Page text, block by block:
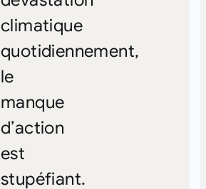
climatique
quotidiennement,
le
manque
d’action
est
stupéfiant.